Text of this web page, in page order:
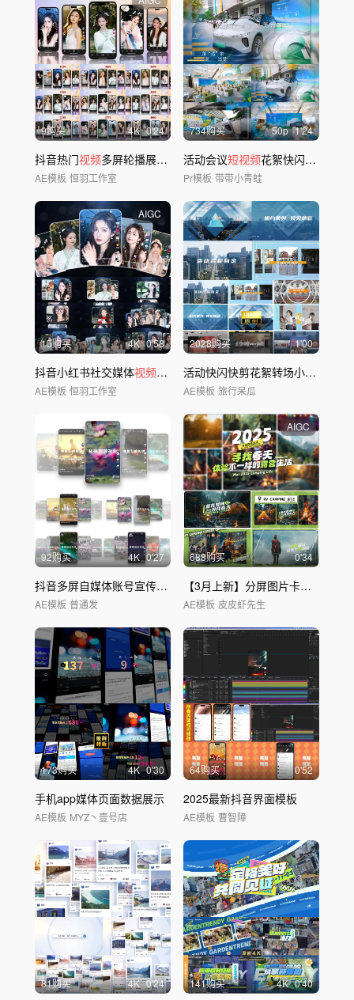
9购买 4K 0'24
抖音热门视频多屏轮播展示【无插件】
AE模板 恒羽工作室
734购买 50p 1'24
活动会议短视频花絮快闪PR模板
Pr模板 带带小青蛙
AIGC
15购买 4K 0'58
抖音小红书社交媒体视频展示动画【无插件】
AE模板 恒羽工作室
2028购买 1'00
活动快闪快剪花絮转场小
视频短视
AE模板 旅行呆瓜
92购买 4K 0'27
抖音多屏自媒体账号宣传新媒体抖音界面轮播
AE模板 普通发
AIGC
688购买 0'34
【3月上新】分屏图片卡点时尚潮流活动快闪
AE模板 皮皮虾先生
173购买 4K 0'30
手机app媒体页面数据展示
AE模板 MYZ丶壹号店
64购买 0'52
2025最新抖音界面模板
AE模板 曹智障
81购买 4K 0'24 141购买 4K 0'40